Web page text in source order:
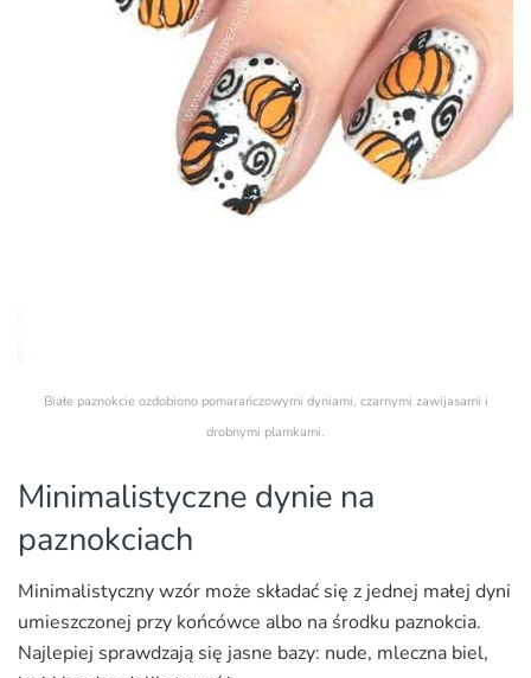
Białe paznokcie ozdobiono pomarańczowymi dyniami, czarnymi zawijasami i
drobnymi plamkami.
Minimalistyczne dynie na
paznokciach
Minimalistyczny wzór może składać się z jednej małej dyni
umieszczonej przy końcówce albo na środku paznokcia.
Najlepiej sprawdzają się jasne bazy: nude, mleczna biel,